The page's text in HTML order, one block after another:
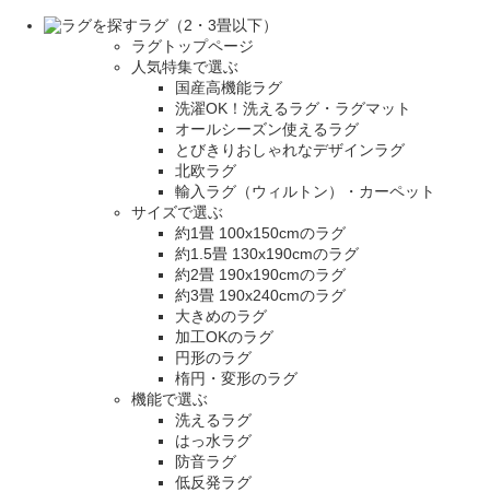
ラグ（2・3畳以下）
ラグトップページ
人気特集で選ぶ
国産高機能ラグ
洗濯OK！洗えるラグ・ラグマット
オールシーズン使えるラグ
とびきりおしゃれなデザインラグ
北欧ラグ
輸入ラグ（ウィルトン）・カーペット
サイズで選ぶ
約1畳 100x150cmのラグ
約1.5畳 130x190cmのラグ
約2畳 190x190cmのラグ
約3畳 190x240cmのラグ
大きめのラグ
加工OKのラグ
円形のラグ
楕円・変形のラグ
機能で選ぶ
洗えるラグ
はっ水ラグ
防音ラグ
低反発ラグ